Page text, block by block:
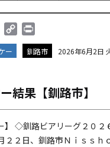
o
p
i
n
k
r
i
ー 釧路市 2026年6月2日
結果【釧路市】
】 ◇釧路ビアリーグ２０２
２２日、釧路市Ｎｉｓｓｈ